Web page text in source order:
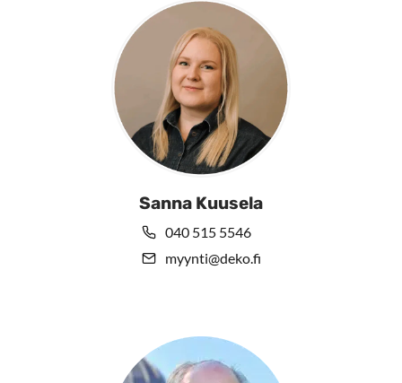
Sanna Kuusela
040 515 5546
myynti@deko.fi